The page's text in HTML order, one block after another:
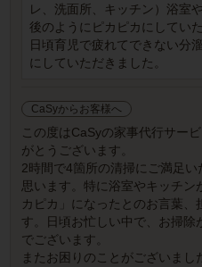
レ、洗面所、キッチン）浴室
後のようにピカピカにしてい
日頃育児で疲れてできない分
にしていただきました。
CaSyからお客様へ
この度はCaSyの家事代行サー
がとうございます。
2時間で4箇所の清掃にご満足い
思います。特に浴室やキッチン
カピカ」になったとのお言葉、
す。日頃お忙しい中で、お掃
でございます。
またお困りのことがございまし